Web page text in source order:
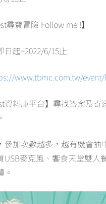
尋寶冒險 Follow me !】
日起~2022/6/15止
www.tbmc.com.tw/event/
資料庫平台】尋找答案及寄
參加次數越多，越有機會抽
USB麥克風、饗食天堂雙人
。